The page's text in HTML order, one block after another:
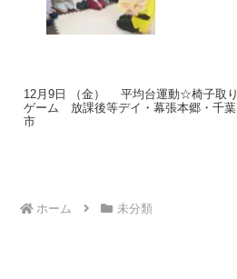
12月9日 （金） 平均台運動☆椅子取り
ゲーム 放課後等デイ・幕張本郷・千葉
市
ホーム 未分類